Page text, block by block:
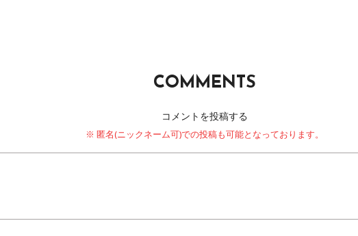
COMMENTS
コメントを投稿する
※ 匿名(ニックネーム可)での投稿も可能となっております。